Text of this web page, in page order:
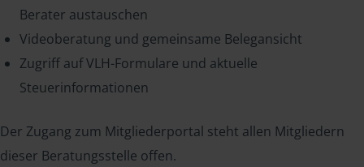
Berater austauschen
Videoberatung und gemeinsame Belegansicht
Zugriff auf VLH-Formulare und aktuelle
Steuerinformationen
Der Zugang zum Mitgliederportal steht allen Mitgliedern
dieser Beratungsstelle offen.